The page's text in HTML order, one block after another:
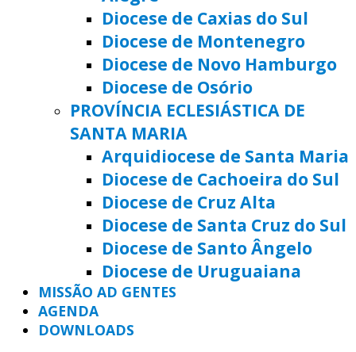
Diocese de Caxias do Sul
Diocese de Montenegro
Diocese de Novo Hamburgo
Diocese de Osório
PROVÍNCIA ECLESIÁSTICA DE
SANTA MARIA
Arquidiocese de Santa Maria
Diocese de Cachoeira do Sul
Diocese de Cruz Alta
Diocese de Santa Cruz do Sul
Diocese de Santo Ângelo
Diocese de Uruguaiana
MISSÃO AD GENTES
AGENDA
DOWNLOADS